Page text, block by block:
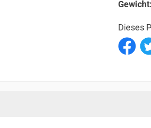
Gewicht:
Dieses